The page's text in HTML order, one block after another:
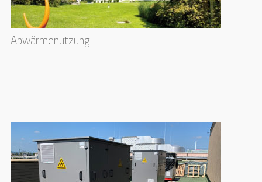
Abwärmenutzung